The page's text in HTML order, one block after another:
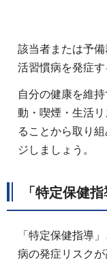
該当者または予
活習慣病を発症す
自分の健康を維
動・喫煙・生活
ることから取り
ジしましょう。
「特定保健
「特定保健指導
病の発症リスク